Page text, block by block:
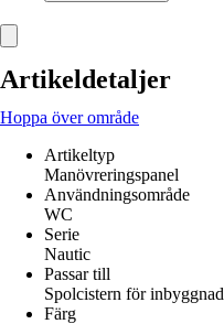
Artikeldetaljer
Hoppa över område
Artikeltyp
Manövreringspanel
Användningsområde
WC
Serie
Nautic
Passar till
Spolcistern för inbyggnad
Färg